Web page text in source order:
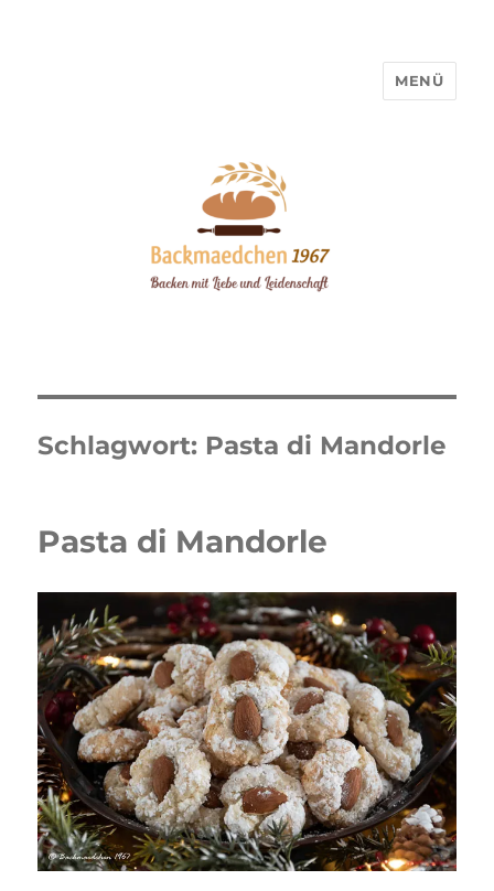
MENÜ
Schlagwort: Pasta di Mandorle
Pasta di Mandorle